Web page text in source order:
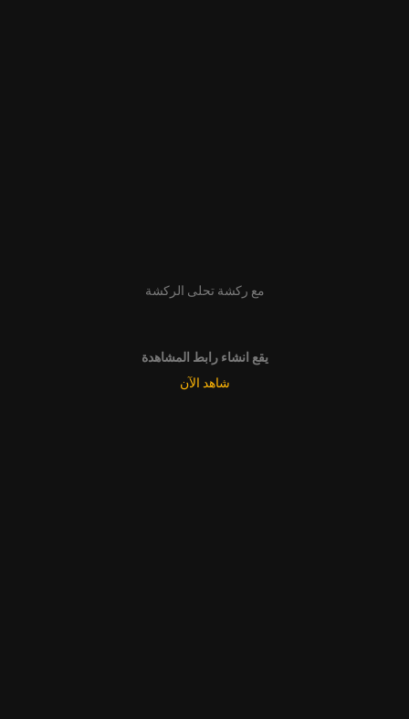
مع ركشة تحلى الركشة
يقع انشاء رابط المشاهدة
شاهد الآن